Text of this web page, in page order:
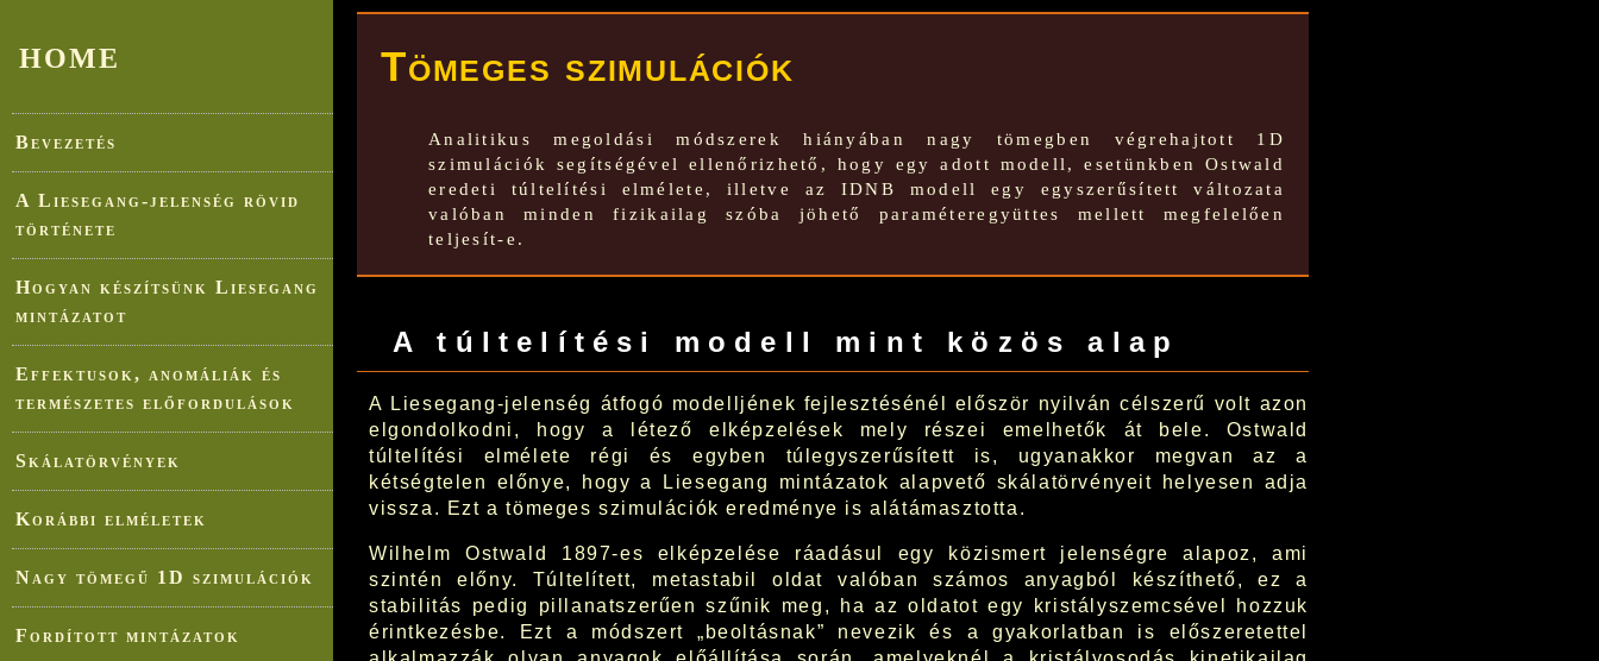
HOME
Bevezetés
A Liesegang-jelenség rövid
története
Hogyan készítsünk Liesegang
mintázatot
Effektusok, anomáliák és
természetes előfordulások
Skálatörvények
Korábbi elméletek
Nagy tömegű 1D szimulációk
Fordított mintázatok
Tömeges szimulációk
Analitikus megoldási módszerek hiányában nagy tömegben végrehajtott 1D
szimulációk segítségével ellenőrizhető, hogy egy adott modell, esetünkben Ostwald
eredeti túltelítési elmélete, illetve az IDNB modell egy egyszerűsített változata
valóban minden fizikailag szóba jöhető paraméteregyüttes mellett megfelelően
teljesít-e.
A túltelítési modell mint közös alap
A Liesegang-jelenség átfogó modelljének fejlesztésénél először nyilván célszerű volt azon
elgondolkodni, hogy a létező elképzelések mely részei emelhetők át bele. Ostwald
túltelítési elmélete régi és egyben túlegyszerűsített is, ugyanakkor megvan az a
kétségtelen előnye, hogy a Liesegang mintázatok alapvető skálatörvényeit helyesen adja
vissza. Ezt a tömeges szimulációk eredménye is alátámasztotta.
Wilhelm Ostwald 1897-es elképzelése ráadásul egy közismert jelenségre alapoz, ami
szintén előny. Túltelített, metastabil oldat valóban számos anyagból készíthető, ez a
stabilitás pedig pillanatszerűen szűnik meg, ha az oldatot egy kristályszemcsével hozzuk
érintkezésbe. Ezt a módszert „beoltásnak” nevezik és a gyakorlatban is előszeretettel